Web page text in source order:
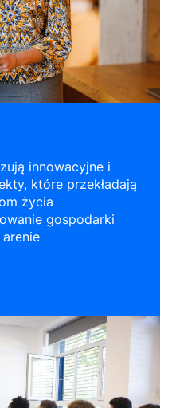
innowacyjne i
które przekładają
życia
gospodarki